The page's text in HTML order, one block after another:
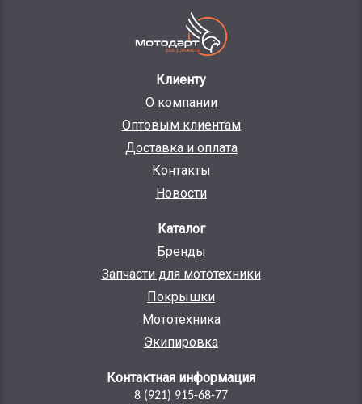
Клиенту
О компании
Оптовым клиентам
Доставка и оплата
Контакты
Новости
Каталог
Бренды
Запчасти для мототехники
Покрышки
Мототехника
Экипировка
Контактная информация
8 (921) 915-68-77